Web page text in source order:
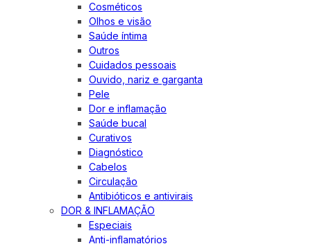
Cosméticos
Olhos e visão
Saúde íntima
Outros
Cuidados pessoais
Ouvido, nariz e garganta
Pele
Dor e inflamação
Saúde bucal
Curativos
Diagnóstico
Cabelos
Circulação
Antibióticos e antivirais
DOR & INFLAMAÇÃO
Especiais
Anti-inflamatórios